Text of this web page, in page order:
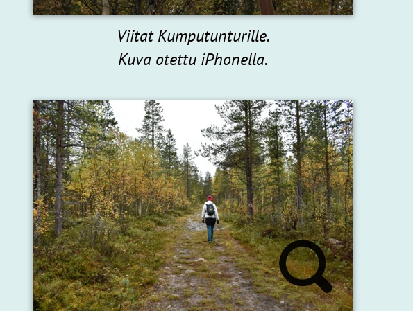
Viitat Kumputunturille.
Kuva otettu iPhonella.